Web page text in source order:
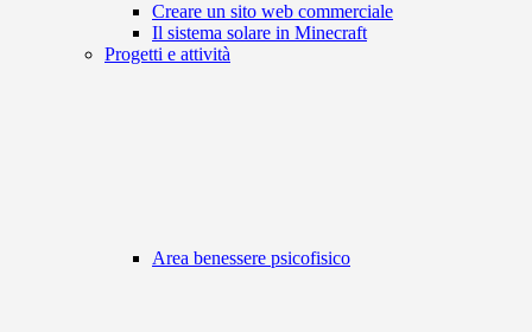
Creare un sito web commerciale
Il sistema solare in Minecraft
Progetti e attività
Area benessere psicofisico